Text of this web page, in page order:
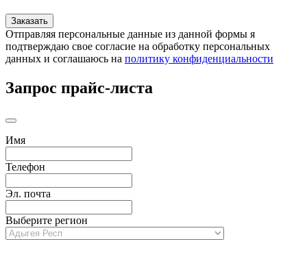
Отправляя персональные данные из данной формы я
подтверждаю свое согласие на обработку персональных
данных и соглашаюсь на политику конфиденциальности
Запрос прайс-листа
Имя
Телефон
Эл. почта
Выберите регион